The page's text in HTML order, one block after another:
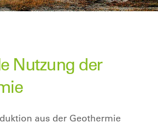
Nutzung der
aus der Geothermie